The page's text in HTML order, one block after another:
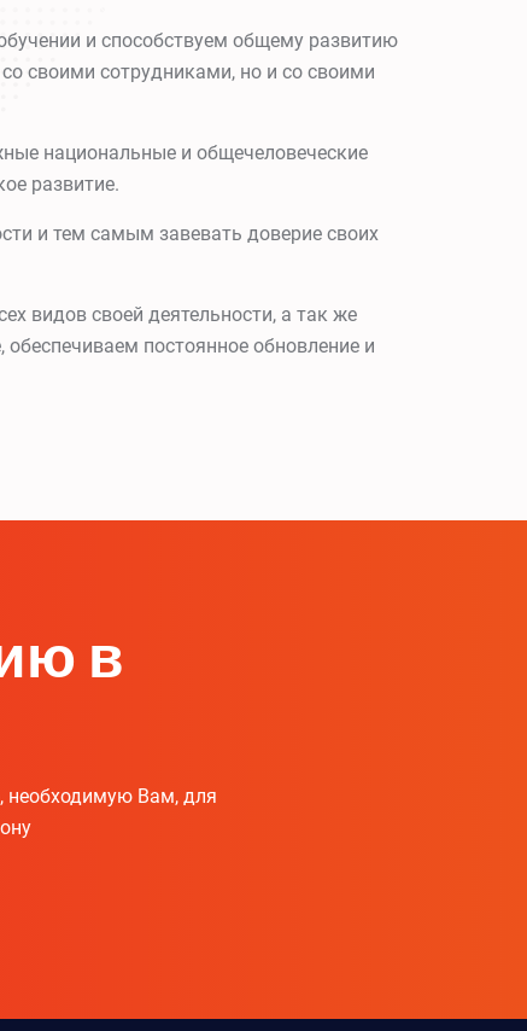
и способствуем общему развитию
своими сотрудниками, но и со своими
национальные и общечеловеческие
развитие.
и тем самым завевать доверие своих
видов своей деятельности, а так же
постоянное обновление и
в
необходимую Вам, для